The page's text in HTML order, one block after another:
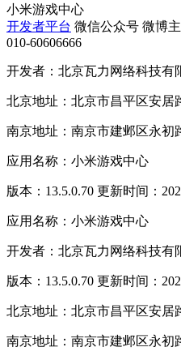
小米游戏中心
开发者平台 微信公众号 微博
010-60606666
开发者：北京瓦力网络科技有
北京地址：北京市昌平区安居
南京地址：南京市建邺区永初
应用名称：小米游戏中心
版本：13.5.0.70 更新时间：
应用名称：小米游戏中心
开发者：北京瓦力网络科技有
版本：13.5.0.70 更新时间：
北京地址：北京市昌平区安居
南京地址：南京市建邺区永初